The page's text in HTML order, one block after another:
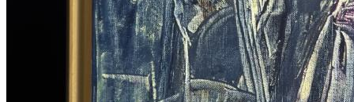
ERGİN İNAN ESERLERİ,
FERRUH BAŞAĞA ESERLERİ,
GÜNGÖR TANER ESERLERİ ,
MEHMET GÜLERYÜZ ESERLERİ,
MUSTAFA ATA ESERLERİ,
ÖMER ULUÇ ESERLERİ,